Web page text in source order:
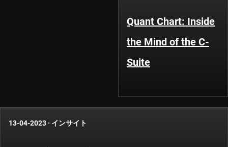
Quant Chart: Inside
the Mind of the C-
Suite
13-04-2023 · インサイト